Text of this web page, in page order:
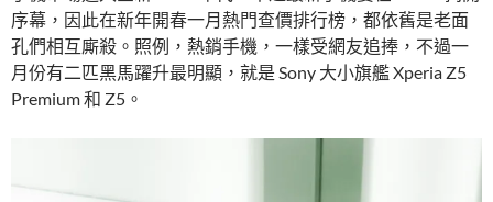
序幕，因此在新年開春一月熱門查價排行榜，都依舊是老面
孔們相互廝殺。照例，熱銷手機，一樣受網友追捧，不過一
月份有二匹黑馬躍升最明顯，就是 Sony 大小旗艦 Xperia Z5
Premium 和 Z5。